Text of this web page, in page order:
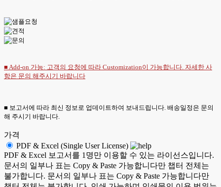
■ Add-on 가능: 고객의 요청에 따라 Customization이 가능합니다. 자세한 사
항은 문의 해주시기 바랍니다
■ 보고서에 따라 최신 정보로 업데이트하여 보내드립니다. 배송일정은 문의
해 주시기 바랍니다.
가격
PDF & Excel (Single User License)
PDF & Excel 보고서를 1명만 이용할 수 있는 라이선스입니다.
문서의 일부나 표는 Copy & Paste 가능합니다만 챕터 전체는
불가합니다. 문서의 일부나 표는 Copy & Paste 가능합니다만